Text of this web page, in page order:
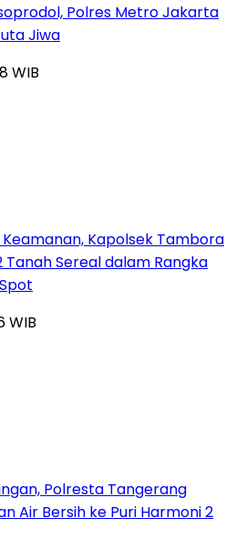
Polres Metro Jakarta
Jiwa
WIB
Kapolsek Tambora
Tanah Sereal dalam Rangka
WIB
Polresta Tangerang
Air Bersih ke Puri Harmoni 2